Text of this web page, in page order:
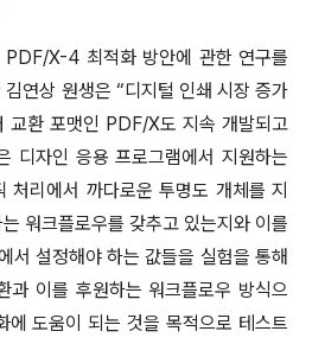
PDF/X-4 최적화 방안에 관한 연구를
연상 원생은 “디지털 인쇄 시장 증가
교환 포맷인 PDF/X도 지속 개발되고
디자인 응용 프로그램에서 지원하는
처리에서 까다로운 투명도 개체를 지
워크플로우를 갖추고 있는지와 이를
서 설정해야 하는 값들을 실험을 통해
과 이를 후원하는 워크플로우 방식으
에 도움이 되는 것을 목적으로 테스트